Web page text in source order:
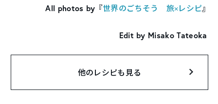
All photos by 『世界のごちそう 旅×レシピ』
Edit by Misako Tateoka
他のレシピも見る